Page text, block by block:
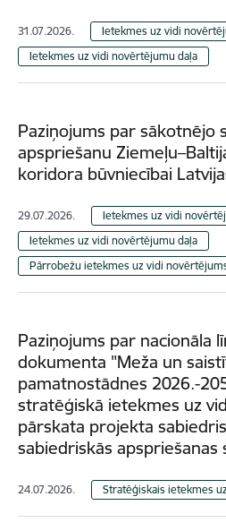
31.07.2026.
Ietekmes uz vidi
Ietekmes uz vidi novērtējumu daļa
Paziņojums par sākotnējo
apspriešanu
koridora būvniecībai
29.07.2026.
Ietekmes uz vidi
Ietekmes uz vidi novērtējumu daļa
Pārrobežu ietekmes uz vidi
Paziņojums par nacionāla
dokumenta "Meža un
pamatnostādnes 2026.-
stratēģiskā ietekmes uz
pārskata projekta
sabiedriskās apspriešanas
24.07.2026. Stratēģiskais ietekmes